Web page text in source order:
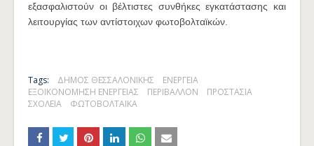
εξασφαλιστούν οι βέλτιστες συνθήκες εγκατάστασης και
λειτουργίας των αντίστοιχων φωτοβολταϊκών.
Tags: ΔΗΜΟΣ ΘΕΣΣΑΛΟΝΙΚΗΣ
ΕΝΕΡΓΕΙΑ
ΕΞΟΙΚΟΝΟΜΗΣΗ ΕΝΕΡΓΕΙΑΣ
ΠΕΡΙΒΑΛΛΟΝ
ΠΡΟΣΤΑΣΙΑ
ΣΧΟΛΕΙΑ
ΦΩΤΟΒΟΛΤΑΪΚΑ